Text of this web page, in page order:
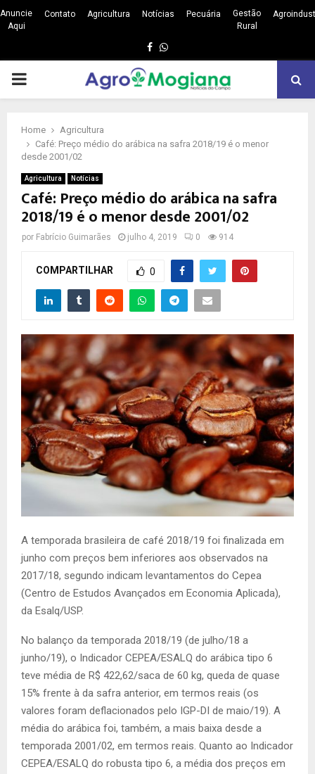
Anuncie
Aqui
Contato Agricultura Notícias Pecuária
Gestão
Rural
Facebook
Whatsapp
PRIMARY
Home
Agricultura
Café: Preço médio do arábica na safra 2018/19 é o menor
desde 2001/02
Agricultura Notícias
Café: Preço médio do arábica na safra
2018/19 é o menor desde 2001/02
por Fabrício Guimarães julho 4, 2019 0 914
COMPARTILHAR 0
A temporada brasileira de café 2018/19 foi finalizada em
junho com preços bem inferiores aos observados na
2017/18, segundo indicam levantamentos do Cepea
(Centro de Estudos Avançados em Economia Aplicada),
da Esalq/USP.
No balanço da temporada 2018/19 (de julho/18 a
junho/19), o Indicador CEPEA/ESALQ do arábica tipo 6
teve média de R$ 422,62/saca de 60 kg, queda de quase
15% frente à da safra anterior, em termos reais (os
valores foram deflacionados pelo IGP-DI de maio/19). A
média do arábica foi, também, a mais baixa desde a
temporada 2001/02, em termos reais. Quanto ao Indicador
CEPEA/ESALQ do robusta tipo 6, a média dos preços em